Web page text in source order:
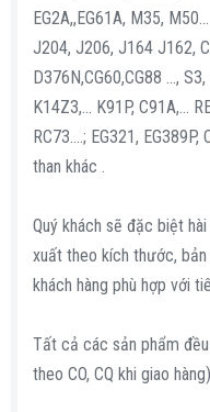
EG2A,,EG61A, M35,
J204, J206, J164 J162,
D376N,CG60,CG88 …,
K14Z3,… K91P, C91A,…
RC73….; EG321,
than khác .
Quý khách sẽ đặc biệt
xuất theo kích thước,
khách hàng phù hợp với
Tất cả các sản phẩm
theo CO, CQ khi giao